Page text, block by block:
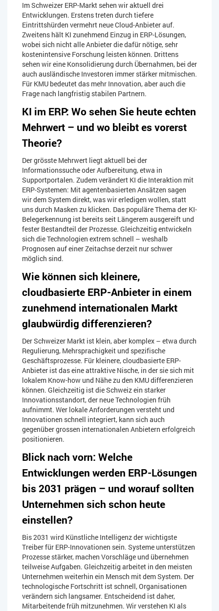
Im Schweizer ERP-Markt sehen wir aktuell drei
Entwicklungen. Erstens treten durch tiefere
Eintrittshürden vermehrt neue Cloud-Anbieter auf.
Zweitens hält KI zunehmend Einzug in ERP-Lösungen,
wobei sich nicht alle Anbieter die dafür nötige, sehr
kostenintensive Forschung leisten können. Drittens
sehen wir eine Konsolidierung durch Übernahmen, bei der
auch ausländische Investoren immer stärker mitmischen.
Für KMU bedeutet das mehr Innovation, aber auch die
Frage nach langfristig stabilen Partnern.
KI im ERP: Wo sehen Sie heute echten
Mehrwert – und wo bleibt es vorerst
Theorie?
Der grösste Mehrwert liegt aktuell bei der
Informationssuche oder Aufbereitung, etwa in
Supportportalen. Zudem verändert KI die Interaktion mit
ERP-Systemen: Mit agentenbasierten Ansätzen sagen
wir dem System direkt, was wir erledigen wollen, statt
uns durch Masken zu klicken. Das populäre Thema der KI-
Belegerkennung ist bereits seit Längerem ausgereift und
fester Bestandteil der Prozesse. Gleichzeitig entwickeln
sich die Technologien extrem schnell – weshalb
Prognosen auf einer Zeitachse derzeit nur schwer
möglich sind.
Wie können sich kleinere,
cloudbasierte ERP-Anbieter in einem
zunehmend internationalen Markt
glaubwürdig differenzieren?
Der Schweizer Markt ist klein, aber komplex – etwa durch
Regulierung, Mehrsprachigkeit und spezifische
Geschäftsprozesse. Für kleinere, cloudbasierte ERP-
Anbieter ist das eine attraktive Nische, in der sie sich mit
lokalem Know-how und Nähe zu den KMU differenzieren
können. Gleichzeitig ist die Schweiz ein starker
Innovationsstandort, der neue Technologien früh
aufnimmt. Wer lokale Anforderungen versteht und
Innovationen schnell integriert, kann sich auch
gegenüber grossen internationalen Anbietern erfolgreich
positionieren.
Blick nach vorn: Welche
Entwicklungen werden ERP-Lösungen
bis 2031 prägen – und worauf sollten
Unternehmen sich schon heute
einstellen?
Bis 2031 wird Künstliche Intelligenz der wichtigste
Treiber für ERP-Innovationen sein. Systeme unterstützen
Prozesse stärker, machen Vorschläge und übernehmen
teilweise Aufgaben. Gleichzeitig arbeitet in den meisten
Unternehmen weiterhin ein Mensch mit dem System. Der
technologische Fortschritt ist schnell, Organisationen
verändern sich langsamer. Entscheidend ist daher,
Mitarbeitende früh mitzunehmen. Wir verstehen KI als